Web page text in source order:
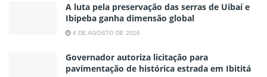
A luta pela preservação das serras de Uibaí e
Ibipeba ganha dimensão global
4 DE AGOSTO DE 2026
Governador autoriza licitação para
pavimentação de histórica estrada em Ibititá